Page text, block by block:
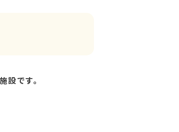
です。